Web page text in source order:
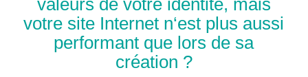
valeurs de votre identité, mais
votre site Internet n‘est plus aussi
performant que lors de sa
création ?